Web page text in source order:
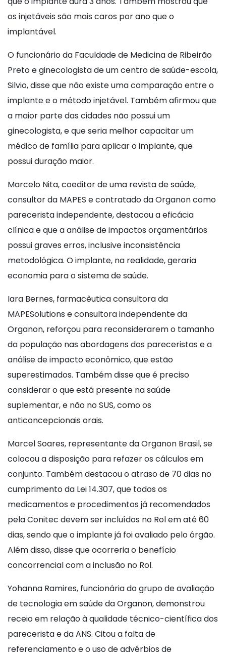
os injetáveis são mais caros por ano que o
implantável.
O funcionário da Faculdade de Medicina de Ribeirão
Preto e ginecologista de um centro de saúde-escola,
Silvio, disse que não existe uma comparação entre o
implante e o método injetável. Também afirmou que
a maior parte das cidades não possui um
ginecologista, e que seria melhor capacitar um
médico de família para aplicar o implante, que
possui duração maior.
Marcelo Nita, coeditor de uma revista de saúde,
consultor da MAPES e contratado da Organon como
parecerista independente, destacou a eficácia
clínica e que a análise de impactos orçamentários
possui graves erros, inclusive inconsistência
metodológica. O implante, na realidade, geraria
economia para o sistema de saúde.
Iara Bernes, farmacêutica consultora da
MAPESolutions e consultora independente da
Organon, reforçou para reconsiderarem o tamanho
da população nas abordagens dos pareceristas e a
análise de impacto econômico, que estão
superestimados. Também disse que é preciso
considerar o que está presente na saúde
suplementar, e não no SUS, como os
anticoncepcionais orais.
Marcel Soares, representante da Organon Brasil, se
colocou a disposição para refazer os cálculos em
conjunto. Também destacou o atraso de 70 dias no
cumprimento da Lei 14.307, que todos os
medicamentos e procedimentos já recomendados
pela Conitec devem ser incluídos no Rol em até 60
dias, sendo que o implante já foi avaliado pelo órgão.
Além disso, disse que ocorreria o benefício
concorrencial com a inclusão no Rol.
Yohanna Ramires, funcionária do grupo de avaliação
de tecnologia em saúde da Organon, demonstrou
receio em relação à qualidade técnico-científica dos
parecerista e da ANS. Citou a falta de
referenciamento e o uso de advérbios de